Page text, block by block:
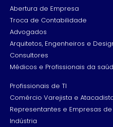
Abertura de Empresa
Troca de Contabilidade
Advogados
Arquitetos, Engenheiros e
Consultores
Médicos e Profissionais da
Profissionais de TI
Comércio Varejista e
Representantes e Empresas
Indústria